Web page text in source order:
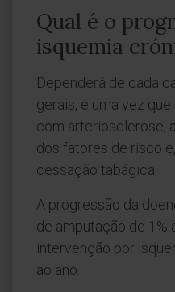
Qual é o
isquemia
Dependerá de cada
gerais, e uma vez
com arteriosclerose,
dos fatores de risco
cessação tabágica.
A progressão da
de amputação de 1%
intervenção por
ao ano.